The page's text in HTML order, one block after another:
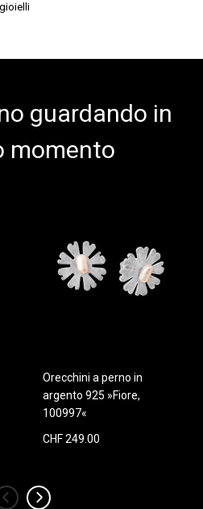
gioielli
guardando in
momento
Orecchini a perno in
argento 925 »Fiore,
100997«
CHF 249.00
‹ ›